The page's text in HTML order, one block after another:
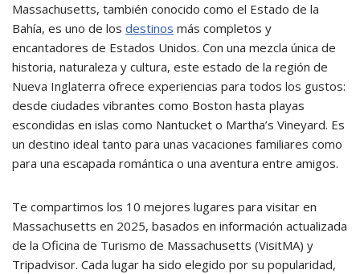
Massachusetts, también conocido como el Estado de la
Bahía, es uno de los destinos más completos y
encantadores de Estados Unidos. Con una mezcla única de
historia, naturaleza y cultura, este estado de la región de
Nueva Inglaterra ofrece experiencias para todos los gustos:
desde ciudades vibrantes como Boston hasta playas
escondidas en islas como Nantucket o Martha’s Vineyard. Es
un destino ideal tanto para unas vacaciones familiares como
para una escapada romántica o una aventura entre amigos.
Te compartimos los 10 mejores lugares para visitar en
Massachusetts en 2025, basados en información actualizada
de la Oficina de Turismo de Massachusetts (VisitMA) y
Tripadvisor. Cada lugar ha sido elegido por su popularidad,